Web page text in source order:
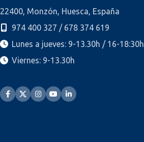
22400, Monzón, Huesca, España
974 400 327 / 678 374 619
Lunes a jueves: 9-13.30h / 16-18:30h
Viernes: 9-13.30h